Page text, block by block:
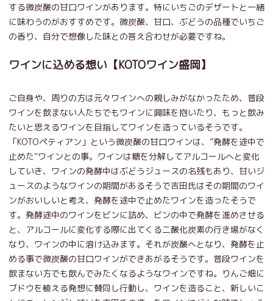
する微炭酸の甘口ワインがあります。特にいちごのデザートと一緒
に味わうのがおすすめです。微炭酸、甘口、ぶどうの品種でいちご
の香り、自分で想像した味との答え合わせが必要ですね。
ワインに込める想い【KOTOワイン盛岡】
ご自身や、周りの方は元々ワインへの親しみがなかったため、普段
ワインを飲まない人たちでもワインに興味を抱いたり、もっと飲み
たいと思えるワインを目指してワインを造っているそうです。
「KOTOペティアン」という微炭酸の甘口ワインは、”発酵を途中で
止めた”ワインとの事。ワインは糖を分解してアルコールへと変化
していき、ワインの発酵中はぶどうジュースの名残もあり、甘いジ
ュースのようなワインの期間があるそうで吉田氏はその期間のワイ
ンがおいしいと考え、発酵を途中で止めたワインを造ったそうで
す。発酵途中のワインをビンに詰め、ビンの中で発酵を進めさせる
と、アルコールに変化する際に出てくる二酸化炭素の行き場がなく
なり、ワインの中に溶け込みます。それが炭酸へとなり、発酵を止
める事で微炭酸の甘口ワインができあがるそうです。普段ワインを
飲まない方でも飲んでみたくなるようなワインですね。りんご畑に
ブドウを植える発想に賛同し行動し、ワインを造ること、新しいこ